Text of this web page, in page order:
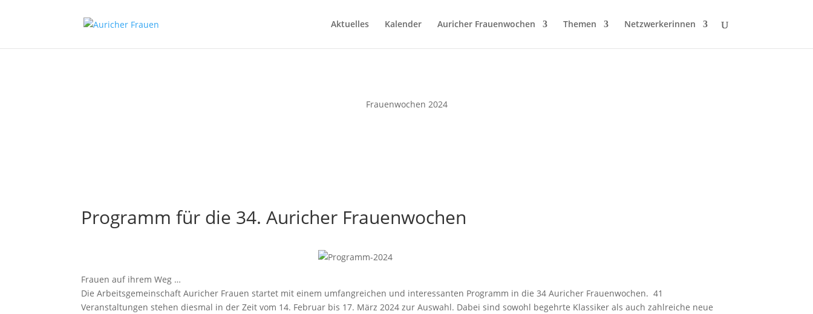
Aktuelles Kalender Auricher Frauenwochen Themen Netzwerkerinnen
Frauenwochen 2024
Programm für die 34. Auricher Frauenwochen
Frauen auf ihrem Weg …
Die Arbeitsgemeinschaft Auricher Frauen startet mit einem umfangreichen und interessanten Programm in die 34 Auricher Frauenwochen. 41
Veranstaltungen stehen diesmal in der Zeit vom 14. Februar bis 17. März 2024 zur Auswahl. Dabei sind sowohl begehrte Klassiker als auch zahlreiche neue